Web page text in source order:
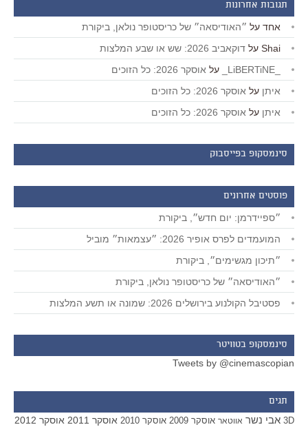
תגובות אחרונות
אחד על ״האודיסאה״ של כריסטופר נולאן, ביקורת
Shai על דוקאביב 2026: שש או שבע המלצות
על אוסקר 2026: כל הזוכים
איתן על אוסקר 2026: כל הזוכים
איתן על אוסקר 2026: כל הזוכים
סינמסקופ בפייסבוק
פוסטים אחרונים
״ספיידרמן: יום חדש״, ביקורת
המועמדים לפרס אופיר 2026: ״עצמאות״ מוביל
״תיכון מגשימים״, ביקורת
״האודיסאה״ של כריסטופר נולאן, ביקורת
פסטיבל הקולנוע בירושלים 2026: שמונה או תשע המלצות
סינמסקופ בטוויטר
Tweets by @cinemascopian
תגים
3D אבי נשר אווטאר אוסקר 2009 אוסקר 2010 אוסקר 2011 אוסקר 2012